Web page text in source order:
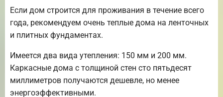
Если дом строится для проживания в течение всего
года, рекомендуем очень теплые дома на ленточных
и плитных фундаментах.
Имеется два вида утепления: 150 мм и 200 мм.
Каркасные дома с толщиной стен сто пятьдесят
миллиметров получаются дешевле, но менее
энергоэффективными.